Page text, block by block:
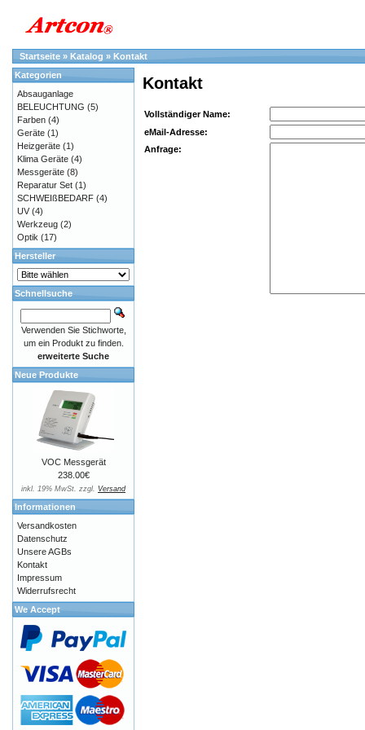
Startseite » Katalog » Kontakt
Kontakt
Vollständiger Name:
eMail-Adresse:
Anfrage:
Kategorien
Absauganlage
BELEUCHTUNG (5)
Farben (4)
Geräte (1)
Heizgeräte (1)
Klima Geräte (4)
Messgeräte (8)
Reparatur Set (1)
SCHWEIßBEDARF (4)
UV (4)
Werkzeug (2)
Optik (17)
Hersteller
Schnellsuche
Verwenden Sie Stichworte,
um ein Produkt zu finden.
erweiterte Suche
Neue Produkte
VOC Messgerät
238.00€
inkl. 19% MwSt. zzgl. Versand
Informationen
Versandkosten
Datenschutz
Unsere AGBs
Kontakt
Impressum
Widerrufsrecht
We Accept